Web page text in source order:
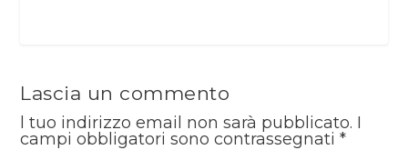
Lascia un commento
l tuo indirizzo email non sarà pubblicato. I
campi obbligatori sono contrassegnati*